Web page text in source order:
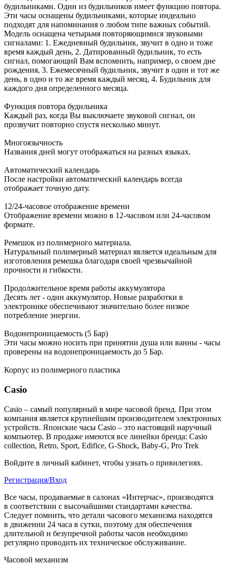
будильниками. Один из будильников имеет функцию повтора.
Эти часы оснащены будильниками, которые индеально
подходят для напоминания о любом типе важных событий.
Модель оснащена четырьмя повторяющимися звуковыми
сигналами: 1. Ежедневный будильник, звучит в одно и тоже
время каждый день, 2. Датированный будильник, то есть
сигнал, помогающий Вам вспомнить, например, о своем дне
рождения, 3. Ежемесячный будильник, звучит в один и тот же
день, в одно и то же время каждый месяц, 4. Будильник для
каждого дня определенного месяца.
Функция повтора будильника
Каждый раз, когда Вы выключаете звуковой сигнал, он
прозвучит повторно спустя несколько минут.
Многоязычность
Названия дней могут отображаться на разных языках.
Автоматический календарь
После настройки автоматический календарь всегда
отображает точную дату.
12/24-часовое отображение времени
Отображение времени можно в 12-часовом или 24-часовом
формате.
Ремешок из полимерного материала.
Натуральный полимерный материал является идеальным для
изготовления ремешка благодаря своей чрезвычайной
прочности и гибкости.
Продолжительное время работы аккумулятора
Десять лет - один аккумулятор. Новые разработки в
электронике обеспечивают значительно более низкое
потребление энергии.
Водонепроницаемость (5 Бар)
Эти часы можно носить при принятии душа или ванны - часы
проверены на водонепроницаемость до 5 Бар.
Корпус из полимерного пластика
Casio
Casio – самый популярный в мире часовой бренд. При этом
компания является крупнейшим производителем электронных
устройств. Японские часы Casio – это настоящий наручный
компьютер. В продаже имеются все линейки бренда: Casio
collection, Retro, Sport, Edifice, G-Shock, Baby-G, Pro Trek
Войдите в личный кабинет, чтобы узнать о привилегиях.
Регистрация/Вход
Все часы, продаваемые в салонах «Интерчас», производятся
в соответствии с высочайшими стандартами качества.
Следует помнить, что детали часового механизма находятся
в движении 24 часа в сутки, поэтому для обеспечения
длительной и безупречной работы часов необходимо
регулярно проводить их техническое обслуживание.
Часовой механизм